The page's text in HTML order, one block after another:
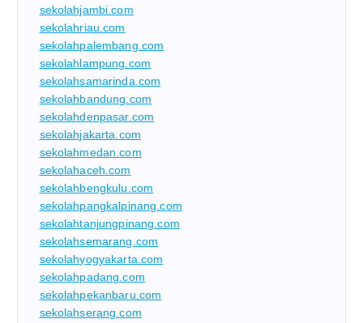
sekolahjambi.com
sekolahriau.com
sekolahpalembang.com
sekolahlampung.com
sekolahsamarinda.com
sekolahbandung.com
sekolahdenpasar.com
sekolahjakarta.com
sekolahmedan.com
sekolahaceh.com
sekolahbengkulu.com
sekolahpangkalpinang.com
sekolahtanjungpinang.com
sekolahsemarang.com
sekolahyogyakarta.com
sekolahpadang.com
sekolahpekanbaru.com
sekolahserang.com